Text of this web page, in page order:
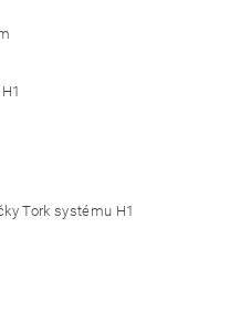
Tork systému H1